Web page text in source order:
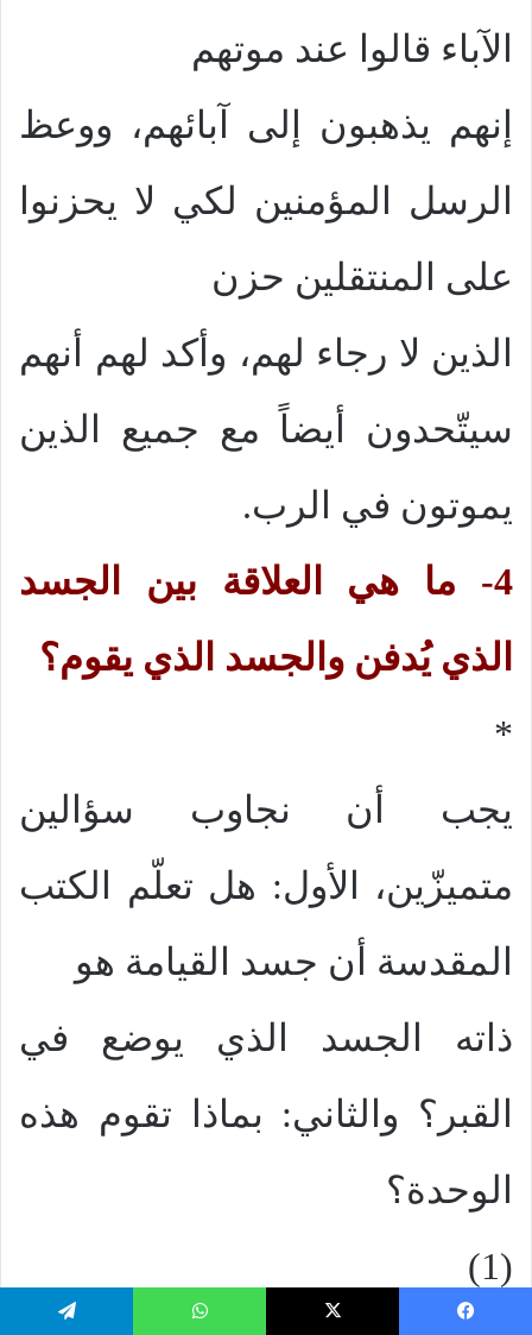
الآباء قالوا عند موتهم
إنهم يذهبون إلى آبائهم، ووعظ
الرسل المؤمنين لكي لا يحزنوا
على المنتقلين حزن
الذين لا رجاء لهم، وأكد لهم أنهم
سيتّحدون أيضاً مع جميع الذين
يموتون في الرب.
4- ما هي العلاقة بين الجسد
الذي يُدفن والجسد الذي يقوم؟
*
يجب أن نجاوب سؤالين
متميزّين، الأول: هل تعلّم الكتب
المقدسة أن جسد القيامة هو
ذاته الجسد الذي يوضع في
القبر؟ والثاني: بماذا تقوم هذه
الوحدة؟
(1)